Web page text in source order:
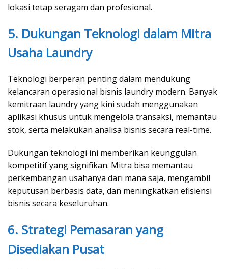
lokasi tetap seragam dan profesional.
5. Dukungan Teknologi dalam Mitra
Usaha Laundry
Teknologi berperan penting dalam mendukung
kelancaran operasional bisnis laundry modern. Banyak
kemitraan laundry yang kini sudah menggunakan
aplikasi khusus untuk mengelola transaksi, memantau
stok, serta melakukan analisa bisnis secara real-time.
Dukungan teknologi ini memberikan keunggulan
kompetitif yang signifikan. Mitra bisa memantau
perkembangan usahanya dari mana saja, mengambil
keputusan berbasis data, dan meningkatkan efisiensi
bisnis secara keseluruhan.
6. Strategi Pemasaran yang
Disediakan Pusat